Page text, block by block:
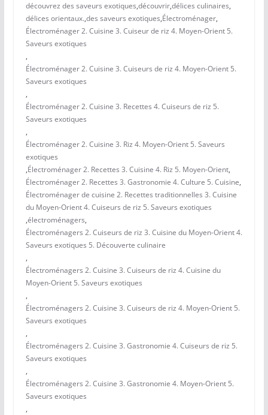
découvrez des saveurs exotiques,découvrir,délices culinaires,
délices orientaux.,des saveurs exotiques,Électroménager,
Électroménager 2. Cuisine 3. Cuiseur de riz 4. Moyen-Orient 5.
Saveurs exotiques
,
Électroménager 2. Cuisine 3. Cuiseurs de riz 4. Moyen-Orient 5.
Saveurs exotiques
,
Électroménager 2. Cuisine 3. Recettes 4. Cuiseurs de riz 5.
Saveurs exotiques
,
Électroménager 2. Cuisine 3. Riz 4. Moyen-Orient 5. Saveurs
exotiques
,Électroménager 2. Recettes 3. Cuisine 4. Riz 5. Moyen-Orient,
Électroménager 2. Recettes 3. Gastronomie 4. Culture 5. Cuisine,
Électroménager de cuisine 2. Recettes traditionnelles 3. Cuisine
du Moyen-Orient 4. Cuiseurs de riz 5. Saveurs exotiques
,électroménagers,
Électroménagers 2. Cuiseurs de riz 3. Cuisine du Moyen-Orient 4.
Saveurs exotiques 5. Découverte culinaire
,
Électroménagers 2. Cuisine 3. Cuiseurs de riz 4. Cuisine du
Moyen-Orient 5. Saveurs exotiques
,
Électroménagers 2. Cuisine 3. Cuiseurs de riz 4. Moyen-Orient 5.
Saveurs exotiques
,
Électroménagers 2. Cuisine 3. Gastronomie 4. Cuiseurs de riz 5.
Saveurs exotiques
,
Électroménagers 2. Cuisine 3. Gastronomie 4. Moyen-Orient 5.
Saveurs exotiques
,